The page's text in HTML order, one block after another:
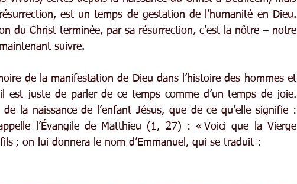
est un temps de gestation de l’humanité en Dieu.
du Christ terminée, par sa résurrection, c’est la nôtre – notre
suivre.
de la manifestation de Dieu dans l’histoire des hommes et
est juste de parler de ce temps comme d’un temps de joie.
la naissance de l’enfant Jésus, que de ce qu’elle signifie :
l’Évangile de Matthieu (1, 27) : « Voici que la Vierge
; on lui donnera le nom d’Emmanuel, qui se traduit :